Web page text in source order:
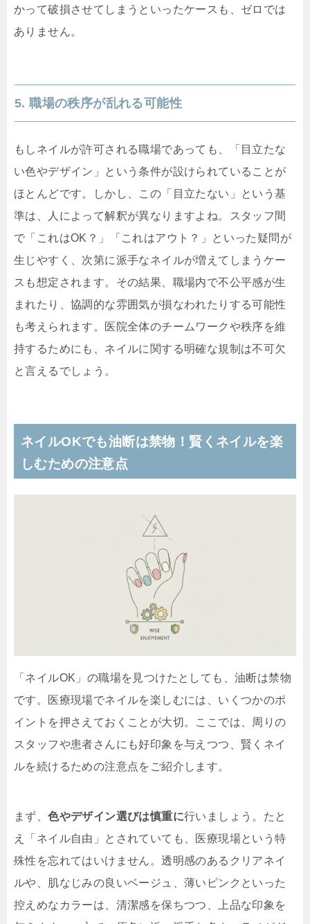
かって破損させてしまうといったケースも、ゼロでは
ありません。
5. 職場の秩序が乱れる可能性
もしネイルが許可される職場であっても、「目立たな
い色やデザイン」という条件が設けられていることが
ほとんどです。しかし、この「目立たない」という基
準は、人によって解釈が異なりますよね。スタッフ間
で「これはOK？」「これはアウト？」といった疑問が
生じやすく、次第に派手なネイルが増えてしまうケー
スも想定されます。その結果、職場内で不公平感が生
まれたり、協調的な雰囲気が損なわれたりする可能性
も考えられます。医院全体のチームワークや秩序を維
持するためにも、ネイルに関する明確な規制は不可欠
と言えるでしょう。
ネイルOKでも油断は禁物！賢くネイルを楽
しむための注意点
「ネイルOK」の職場を見つけたとしても、油断は禁物
です。医療現場でネイルを楽しむには、いくつかのポ
イントを押さえておくことが大切。ここでは、周りの
スタッフや患者さんにも好印象を与えつつ、賢くネイ
ルを続けるための注意点をご紹介します。
まず、色やデザイン選びは慎重に行いましょう。たと
え「ネイル自由」とされていても、医療現場という特
殊性を忘れてはいけません。透明感のあるクリアネイ
ルや、肌なじみの良いベージュ、薄いピンクといった
控えめなカラーは、清潔感を保ちつつ、上品な印象を